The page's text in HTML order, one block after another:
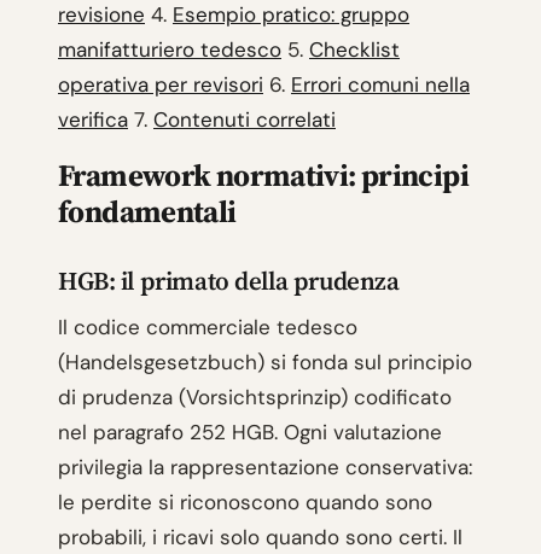
revisione 4. Esempio pratico: gruppo
manifatturiero tedesco 5. Checklist
operativa per revisori 6. Errori comuni nella
verifica 7. Contenuti correlati
Framework normativi: principi
fondamentali
HGB: il primato della prudenza
Il codice commerciale tedesco
(Handelsgesetzbuch) si fonda sul principio
di prudenza (Vorsichtsprinzip) codificato
nel paragrafo 252 HGB. Ogni valutazione
privilegia la rappresentazione conservativa:
le perdite si riconoscono quando sono
probabili, i ricavi solo quando sono certi. Il